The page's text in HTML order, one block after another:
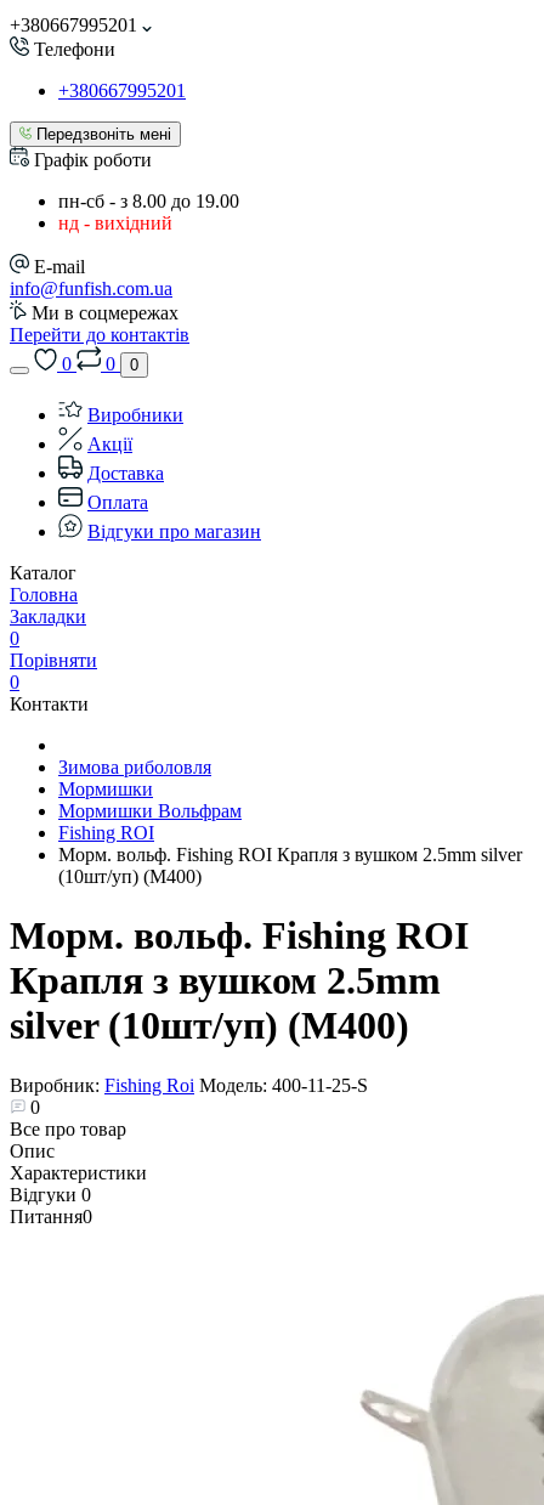
+380667995201
Телефони
+380667995201
Передзвоніть мені
Графік роботи
пн-сб - з 8.00 до 19.00
нд - вихідний
E-mail
info@funfish.com.ua
Ми в соцмережах
Перейти до контактів
0
0 0
Виробники
Акції
Доставка
Оплата
Відгуки про магазин
Каталог
Головна
Закладки
0
Порівняти
0
Контакти
Зимова риболовля
Мормишки
Мормишки Вольфрам
Fishing ROI
Морм. вольф. Fishing ROI Крапля з вушком 2.5mm silver
(10шт/уп) (M400)
Морм. вольф. Fishing ROI
Крапля з вушком 2.5mm
silver (10шт/уп) (M400)
Виробник: Fishing Roi Модель: 400-11-25-S
0
Все про товар
Опис
Характеристики
Відгуки 0
Питання0